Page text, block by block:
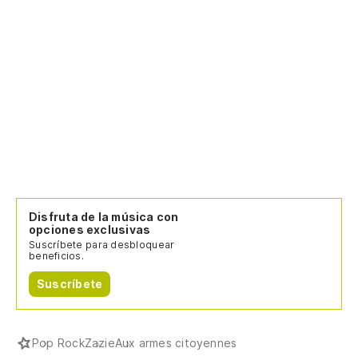
Disfruta de la música con
opciones exclusivas
Suscríbete para desbloquear
beneficios.
Suscríbete
Pop RockZazieAux armes citoyennes